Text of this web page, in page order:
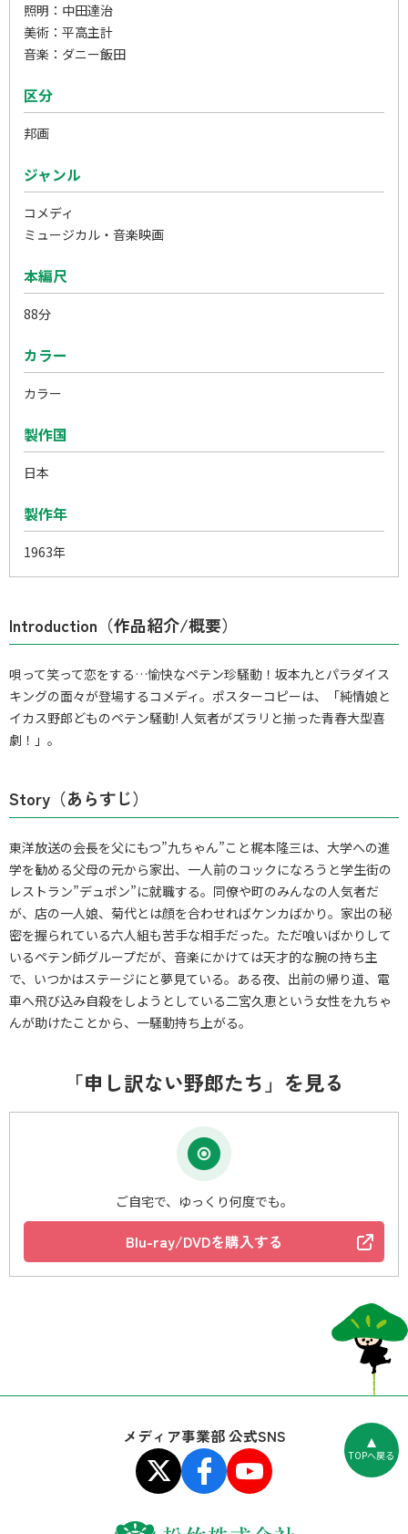
照明：中田達治
美術：平高主計
音楽：ダニー飯田
区分
邦画
ジャンル
コメディ
ミュージカル・音楽映画
本編尺
88分
カラー
カラー
製作国
日本
製作年
1963年
Introduction（作品紹介/概要）
唄って笑って恋をする…愉快なペテン珍騒動！坂本九とパラダイス
キングの面々が登場するコメディ。ポスターコピーは、「純情娘と
イカス野郎どものペテン騒動! 人気者がズラリと揃った青春大型喜
劇！」。
Story（あらすじ）
東洋放送の会長を父にもつ”九ちゃん”こと梶本隆三は、大学への進
学を勧める父母の元から家出、一人前のコックになろうと学生街の
レストラン”デュポン”に就職する。同僚や町のみんなの人気者だ
が、店の一人娘、菊代とは顔を合わせればケンカばかり。家出の秘
密を握られている六人組も苦手な相手だった。ただ喰いばかりして
いるペテン師グループだが、音楽にかけては天才的な腕の持ち主
で、いつかはステージにと夢見ている。ある夜、出前の帰り道、電
車へ飛び込み自殺をしようとしている二宮久恵という女性を九ちゃ
んが助けたことから、一騒動持ち上がる。
「申し訳ない野郎たち」を見る
ご自宅で、ゆっくり何度でも。
Blu-ray/DVDを購入する
TOPへ戻る
メディア事業部 公式SNS